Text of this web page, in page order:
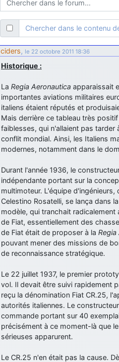
je suis un avion@,._,+: Bonjour je
moi et quelques avions n'ont pas
ouakamois: Bonjourà toutes et à
quelques images du Pays Basque
fox_50: Bonjour, certains parmis
meeting de Lann Bihoué de 2026 ?
cachée dans les pins: Coucou et
au site!
jericho: Bonne année et tous mes
2026 !
little boy
: je vous souhaite un bon
année!
jericho: Merci D9pouces, à mon
et de bonnes fêtes de fin d'année.
d9pouces: Joyeux Noël à tous !
d9pouces: mais tu peux tenter l'un
comme le Prytanée dans la Sarthe,
d9pouces: C'est plutôt après le
yaellerigolow
: bonjour a tous je
passionnée par l'aviation militaire ,
le lycée pour s'orienter et pouvoir
d9pouces: lesquels, par exemple ?
mahmoud: bonsoir, très instructif
les photo des anciens appareils de
d9pouces: Ça me casse quand
Chercher dans le contenu
ciders, le 22 octobre 2011 18:36
Historique :
La Regia Aeronautica apparaissait
importantes aviations militaires
italiens étaient réputés et
Mais derrière ce tableau très
faiblesses, qui n'allaient pas tarder
conflit mondial. Ainsi, les Italiens
modernes, notamment dans le
Durant l'année 1936, le
indépendante portant sur la
multimoteur. L'équipe d'ingénieurs,
Celestino Rosatelli, se lança dans
modèle, qui tranchait
de Fiat, essentiellement des
de Fiat était de proposer à la Regia
pouvant mener des missions de
de reconnaissance stratégique.
Le 22 juillet 1937, le premier
vol. Il devait être suivi rapidement
reçu la dénomination Fiat CR.25,
autorités italiennes. Le
commande portant sur 40
précisément à ce moment-là que
sérieuses apparurent.
Le CR.25 n'en était pas la cause.